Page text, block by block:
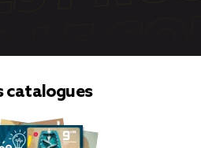
catalogues